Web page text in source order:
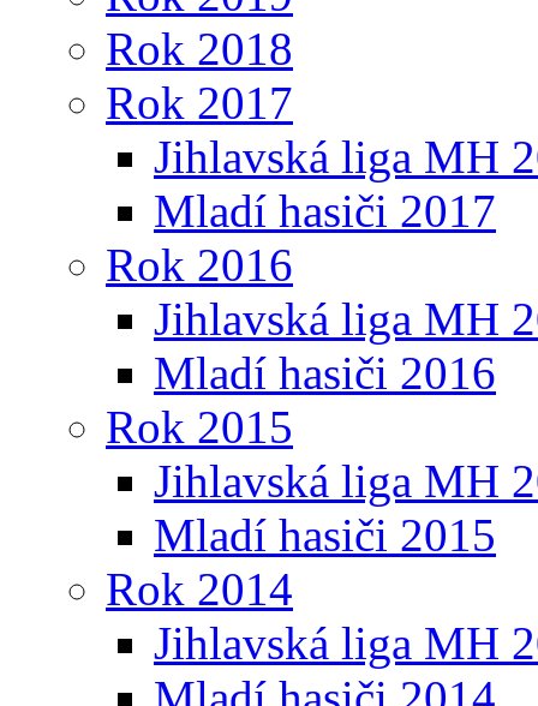
Rok 2018
Rok 2017
Jihlavská liga MH
Mladí hasiči 2017
Rok 2016
Jihlavská liga MH
Mladí hasiči 2016
Rok 2015
Jihlavská liga MH
Mladí hasiči 2015
Rok 2014
Jihlavská liga MH